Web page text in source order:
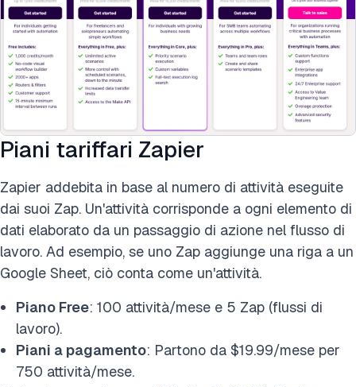
Piani tariffari Zapier
Zapier addebita in base al numero di attività eseguite
dai suoi Zap. Un'attività corrisponde a ogni elemento di
dati elaborato da un passaggio di azione nel flusso di
lavoro. Ad esempio, se uno Zap aggiunge una riga a un
Google Sheet, ciò conta come un'attività.
Piano Free: 100 attività/mese e 5 Zap (flussi di
lavoro).
Piani a pagamento: Partono da $19.99/mese per
750 attività/mese.